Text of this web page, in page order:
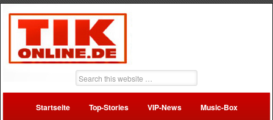
Startseite Top-Stories VIP-News Music-Box